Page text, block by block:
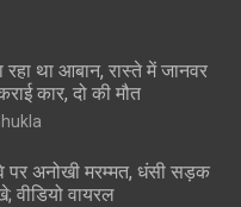
था आबान, रास्ते में जानवर
कार, दो की मौत
अनोखी मरम्मत, धंसी सड़क
वायरल